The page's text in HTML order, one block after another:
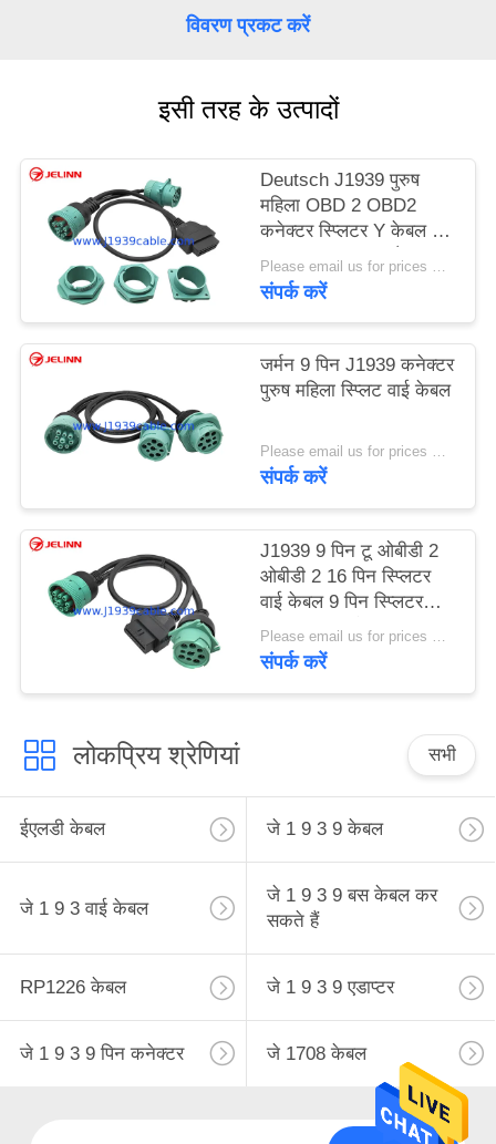
विवरण प्रकट करें
इसी तरह के उत्पादों
Deutsch J1939 पुरुष
महिला OBD 2 OBD2
कनेक्टर स्प्लिटर Y केबल के
साथ 4 अलग-अलग पैनल
माउंट ब्रैकेट
Please email us for prices MOQ:100 पीसीएस
संपर्क करें
जर्मन 9 पिन J1939 कनेक्टर
पुरुष महिला स्प्लिट वाई केबल
Please email us for prices MOQ:100 पीसीएस
संपर्क करें
J1939 9 पिन टू ओबीडी 2
ओबीडी 2 16 पिन स्प्लिटर
वाई केबल 9 पिन स्प्लिटर
ट्रक जीपीएस के लिए वायर
हार्नेस
Please email us for prices MOQ:100 पीसीएस
संपर्क करें
लोकप्रिय श्रेणियां सभी
ईएलडी केबल जे 1 9 3 9 केबल
जे 1 9 3 वाई केबल
जे 1 9 3 9 बस केबल कर
सकते हैं
RP1226 केबल जे 1 9 3 9 एडाप्टर
जे 1 9 3 9 पिन कनेक्टर जे 1708 केबल